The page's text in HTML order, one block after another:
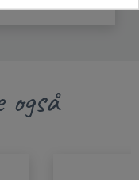
også